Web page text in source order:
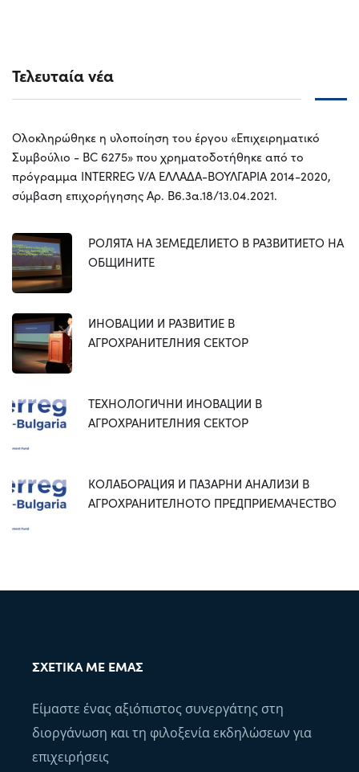
Τελευταία νέα
Ολοκληρώθηκε η υλοποίηση του έργου «Επιχειρηματικό
Συμβούλιο - BC 6275» που χρηματοδοτήθηκε από το
πρόγραμμα INTERREG V/A ΕΛΛΑΔΑ-ΒΟΥΛΓΑΡΙΑ 2014-2020,
σύμβαση επιχορήγησης Αρ. Β6.3α.18/13.04.2021.
РОЛЯТА НА ЗЕМЕДЕЛИЕТО В РАЗВИТИЕТО НА
ОБЩИНИТЕ
ИНОВАЦИИ И РАЗВИТИЕ В
АГРОХРАНИТЕЛНИЯ СЕКТОР
ТЕХНОЛОГИЧНИ ИНОВАЦИИ В
АГРОХРАНИТЕЛНИЯ СЕКТОР
КОЛАБОРАЦИЯ И ПАЗАРНИ АНАЛИЗИ В
АГРОХРАНИТЕЛНОТО ПРЕДПРИЕМАЧЕСТВО
ΣΧΕΤΙΚΆ ΜΕ ΕΜΆΣ
Είμαστε ένας αξιόπιστος συνεργάτης στη
διοργάνωση και τη φιλοξενία εκδηλώσεων για
επιχειρήσεις